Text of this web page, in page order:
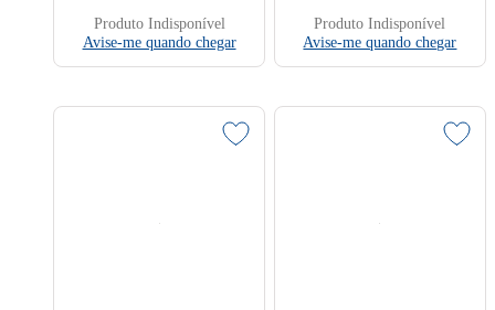
Produto Indisponível
Avise-me quando chegar
Produto Indisponível
Avise-me quando chegar